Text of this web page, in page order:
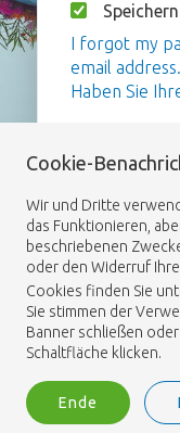
Speichern
I forgot my
email address.
Haben Sie
Cookie-
Wir und Dritte
das Funktionieren,
beschriebenen
oder den Widerruf
Cookies finden Sie
Sie stimmen der
Banner schließen
Schaltfläche klicken.
Ende